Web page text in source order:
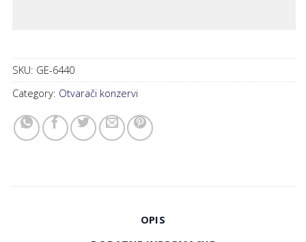
SKU: GE-6440
Category: Otvarači konzervi
OPIS